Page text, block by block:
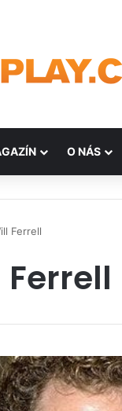
O NÁS
Ferrell